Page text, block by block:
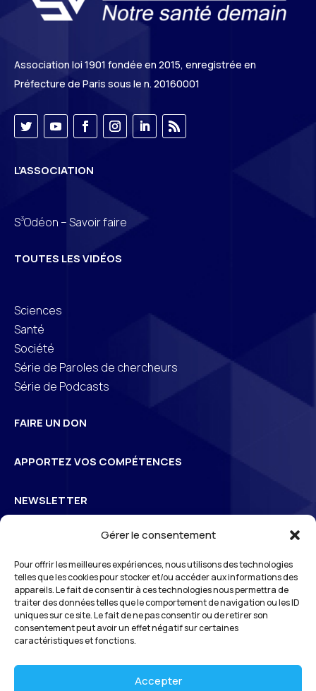
Gérer le consentement
Pour offrir les meilleures expériences, nous utilisons des technologies
telles que les cookies pour stocker et/ou accéder aux informations des
appareils. Le fait de consentir à ces technologies nous permettra de
traiter des données telles que le comportement de navigation ou les ID
uniques sur ce site. Le fait de ne pas consentir ou de retirer son
consentement peut avoir un effet négatif sur certaines
caractéristiques et fonctions.
Accepter
Association loi 1901 fondée en 2015, enregistrée en
Préfecture de Paris sous le n. 20160001
L’ASSOCIATION
S3Odéon – Savoir faire
TOUTES LES VIDÉOS
Sciences
Santé
Société
Série de Paroles de chercheurs
Série de Podcasts
FAIRE UN DON
APPORTEZ VOS COMPÉTENCES
NEWSLETTER
S3Odéon
*En vous inscrivant à notre newsletter, vous reconnaissez avoir pris connaissance
de notrepolitique de gestion des données personnelleset vous l’acceptez.